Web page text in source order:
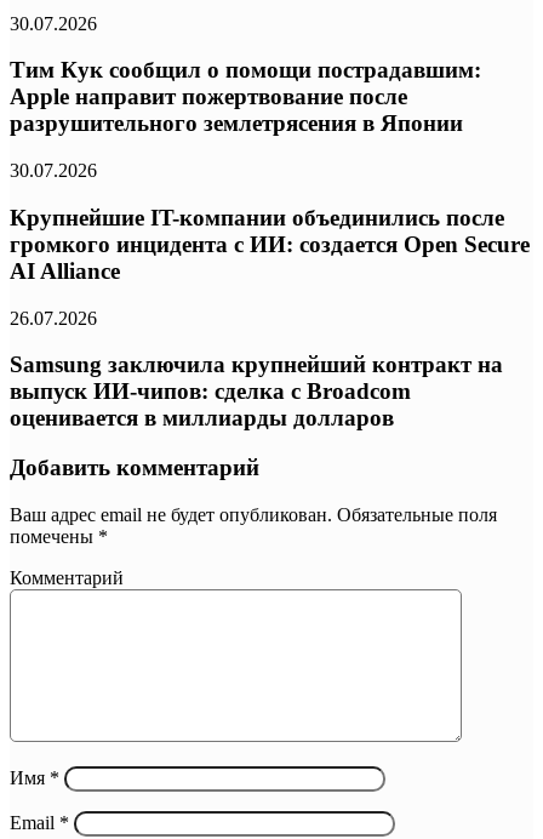
30.07.2026
Тим Кук сообщил о помощи пострадавшим:
Apple направит пожертвование после
разрушительного землетрясения в Японии
30.07.2026
Крупнейшие IT-компании объединились после
громкого инцидента с ИИ: создается Open Secure
AI Alliance
26.07.2026
Samsung заключила крупнейший контракт на
выпуск ИИ-чипов: сделка с Broadcom
оценивается в миллиарды долларов
Добавить комментарий
Ваш адрес email не будет опубликован. Обязательные поля
помечены *
Комментарий
Имя *
Email *